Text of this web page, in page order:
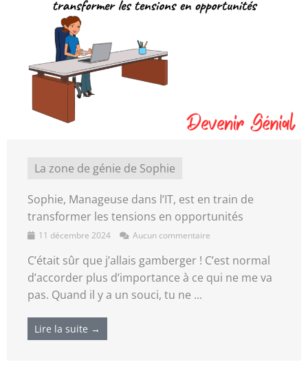
La zone de génie de Sophie
Sophie, Manageuse dans l’IT, est en train de
transformer les tensions en opportunités
11 décembre 2024 Aucun commentaire
C’était sûr que j’allais gamberger ! C’est normal
d’accorder plus d’importance à ce qui ne me va
pas. Quand il y a un souci, tu ne ...
Lire la suite →